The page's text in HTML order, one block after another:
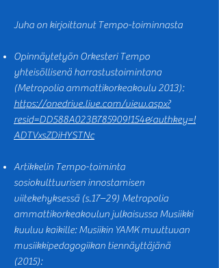
Juha on kirjoittanut Tempo-toiminnasta
Opinnäytetyön Orkesteri Tempo
yhteisöllisenä harrastustoimintana
(Metropolia ammattikorkeakoulu 2013):
https://onedrive.live.com/view.aspx?
resid=DD588A023B785909!154&authkey=!
ADTVxsZDiHYSTNc
Artikkelin Tempo-toiminta
sosiokulttuurisen innostamisen
viitekehyksessä (s.17–29) Metropolia
ammattikorkeakoulun julkaisussa Musiikki
kuuluu kaikille: Musiikin YAMK muuttuvan
musiikkipedagogiikan tiennäyttäjänä
(2015):